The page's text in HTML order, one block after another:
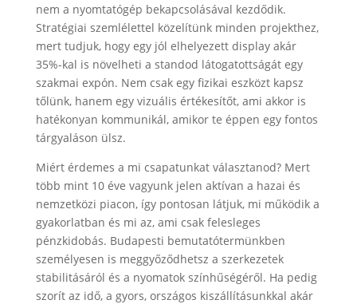
nem a nyomtatógép bekapcsolásával kezdődik.
Stratégiai szemlélettel közelítünk minden projekthez,
mert tudjuk, hogy egy jól elhelyezett display akár
35%-kal is növelheti a standod látogatottságát egy
szakmai expón. Nem csak egy fizikai eszközt kapsz
tőlünk, hanem egy vizuális értékesítőt, ami akkor is
hatékonyan kommunikál, amikor te éppen egy fontos
tárgyaláson ülsz.
Miért érdemes a mi csapatunkat választanod? Mert
több mint 10 éve vagyunk jelen aktívan a hazai és
nemzetközi piacon, így pontosan látjuk, mi működik a
gyakorlatban és mi az, ami csak felesleges
pénzkidobás. Budapesti bemutatótermünkben
személyesen is meggyőződhetsz a szerkezetek
stabilitásáról és a nyomatok színhűségéről. Ha pedig
szorít az idő, a gyors, országos kiszállításunkkal akár